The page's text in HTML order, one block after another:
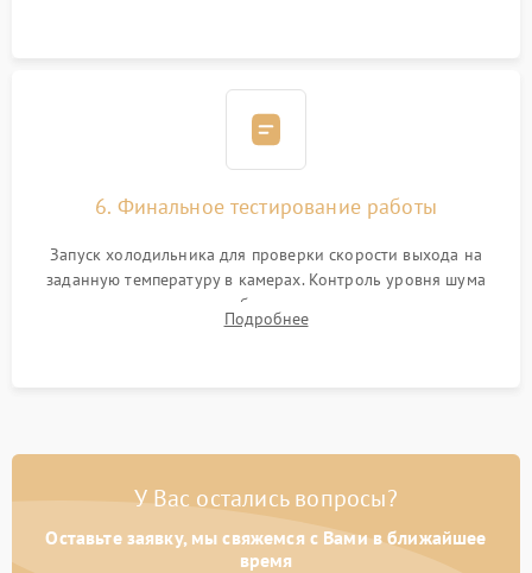
6. Финальное тестирование работы
Запуск холодильника для проверки скорости выхода на
заданную температуру в камерах. Контроль уровня шума
компрессора, отсутствия обмерзания стенок и корректного
срабатывания системы автоматической оттайки.
Подробнее
У Вас остались вопросы?
Оставьте заявку, мы свяжемся с Вами в ближайшее
время